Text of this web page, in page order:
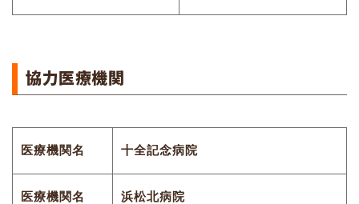
協力医療機関
医療機関名 十全記念病院
医療機関名 浜松北病院